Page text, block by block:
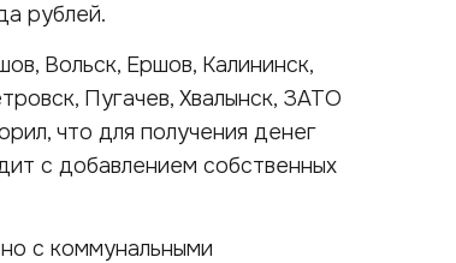
рублей.
Вольск, Ершов, Калининск,
Пугачев, Хвалынск, ЗАТО
что для получения денег
с добавлением собственных
с коммунальными